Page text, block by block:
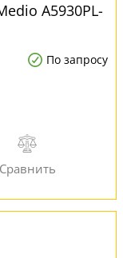
A5930PL-
По запросу